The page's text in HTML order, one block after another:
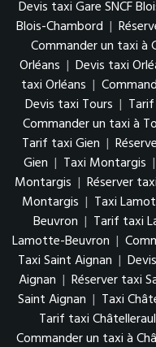
Devis taxi Gare SNCF
Blois-Chambord |
Commander un taxi à
Orléans | Devis taxi
taxi Orléans |
Devis taxi Tours |
Commander un taxi à
Tarif taxi Gien |
Gien | Taxi Montargis |
Montargis | Réserver
Montargis | Taxi
Beuvron | Tarif taxi
Lamotte-Beuvron |
Taxi Saint Aignan |
Aignan | Réserver taxi
Saint Aignan | Taxi
Tarif taxi
Commander un taxi à